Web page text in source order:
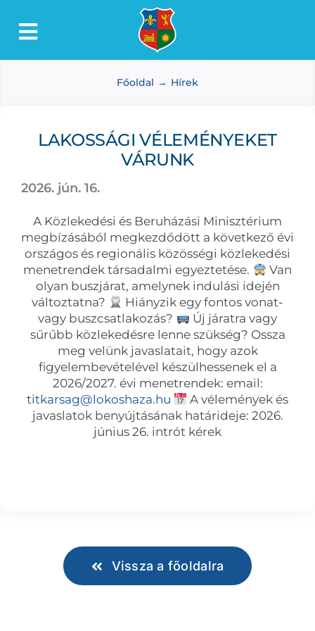
Toggle
Lőkösháza
Dokumentumtár
Főoldal Hírek
LAKOSSÁGI VÉLEMÉNYEKET
VÁRUNK
2026. jún. 16.
A Közlekedési és Beruházási Minisztérium
megbízásából megkezdődött a következő évi
országos és regionális közösségi közlekedési
menetrendek társadalmi egyeztetése.
Van
olyan buszjárat, amelynek indulási idején
változtatna?
Hiányzik egy fontos vonat-
vagy buszcsatlakozás?
Új járatra vagy
sűrűbb közlekedésre lenne szükség? Ossza
meg velünk javaslatait, hogy azok
figyelembevételével készülhessenek el a
2026/2027. évi menetrendek: email:
titkarsag@lokoshaza.hu
A vélemények és
javaslatok benyújtásának határideje: 2026.
június 26. intrót kérek
Vissza a főoldalra